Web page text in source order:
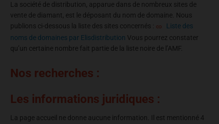
La société de distribution, apparue dans de nombreux sites de
vente de diamant, est le déposant du nom de domaine. Nous
publions ci-dessous la liste des sites concernés :
Liste des
noms de domaines par Elisdistribution Vous pourrez constater
qu’un certaine nombre fait partie de la liste noire de l’AMF.
Nos recherches :
Les informations juridiques :
La page accueil ne donne aucune information. Il est mentionné 4